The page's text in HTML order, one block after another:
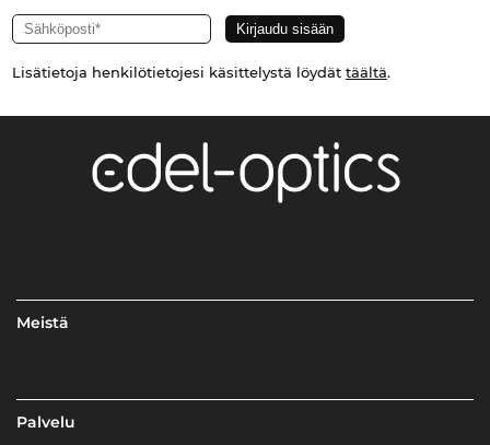
Lisätietoja henkilötietojesi käsittelystä löydät täältä.
Meistä
Palvelu